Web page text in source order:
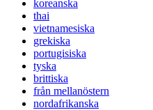
koreanska
thai
vietnamesiska
grekiska
portugisiska
tyska
brittiska
från mellanöstern
nordafrikanska